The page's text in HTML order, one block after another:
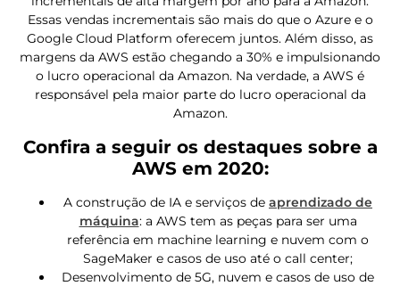
Essas vendas incrementais são mais do que o Azure e o
Google Cloud Platform oferecem juntos. Além disso, as
margens da AWS estão chegando a 30% e impulsionando
o lucro operacional da Amazon. Na verdade, a AWS é
responsável pela maior parte do lucro operacional da
Amazon.
Confira a seguir os destaques sobre a
AWS em 2020:
A construção de IA e serviços de aprendizado de
máquina: a AWS tem as peças para ser uma
referência em machine learning e nuvem com o
SageMaker e casos de uso até o call center;
Desenvolvimento de 5G, nuvem e casos de uso de